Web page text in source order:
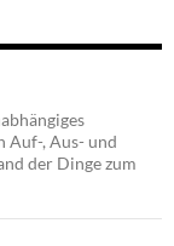
Auf-, Aus- und
der Dinge zum